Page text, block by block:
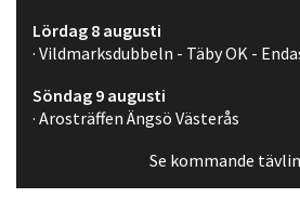
Lördag 8 augusti
· Vildmarksdubbeln - Täby OK -
Söndag 9 augusti
· Arosträffen Ängsö Västerås
Se kommande